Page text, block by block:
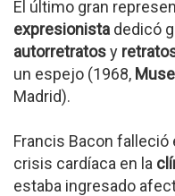
El último gran
expresionista dedicó
autorretratosy
un espejo (1968,
Madrid).
Francis Bacon falleció
crisis cardíaca en la
estaba ingresado